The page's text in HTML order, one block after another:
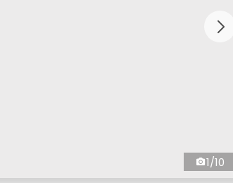
1/10